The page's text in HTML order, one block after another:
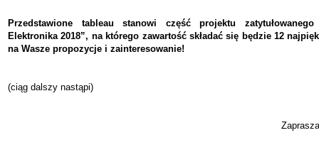
Przedstawione tableau stanowi część projektu
Elektronika 2018”, na którego zawartość składać się będzie 12
na Wasze propozycje i zainteresowanie!
(ciąg dalszy nastąpi)